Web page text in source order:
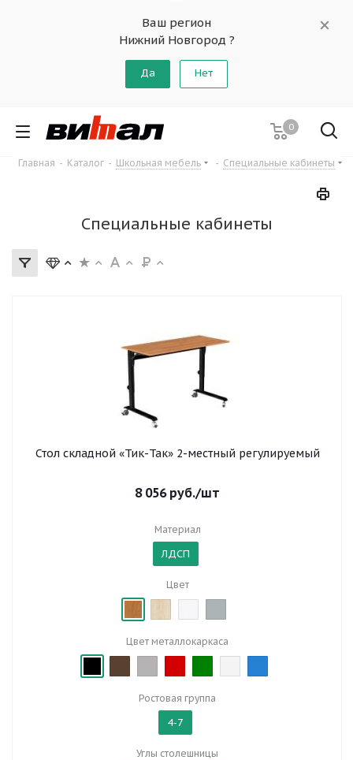
Ваш регион
Нижний Новгород ?
Да Нет
0
Главная - Каталог - Школьная мебель - Специальные кабинеты
Специальные кабинеты
Стол складной «Тик-Так» 2-местный регулируемый
8 056руб./шт
Материал
ЛДСП
Цвет
Цвет металлокаркаса
Ростовая группа
4-7
Углы столешницы